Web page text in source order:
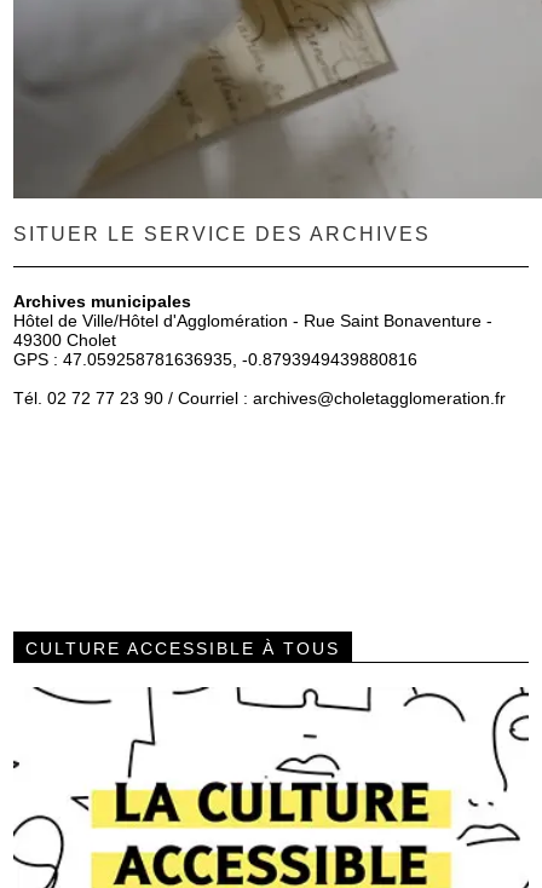
SITUER LE SERVICE DES ARCHIVES
Archives municipales
Hôtel de Ville/Hôtel d'Agglomération - Rue Saint Bonaventure -
49300 Cholet
GPS : 47.059258781636935, -0.8793949439880816
Tél. 02 72 77 23 90 / Courriel :archives@choletagglomeration.fr
CULTURE ACCESSIBLE À TOUS